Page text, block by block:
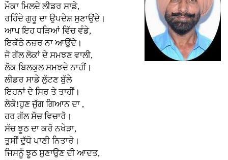
ਮੌਕਾ ਮਿਲਦੇ ਲੀਡਰ ਸਾਡੇ,
ਰਹਿੰਦੇ ਗੁਰੂ ਦਾ ਉਪਦੇਸ਼ ਸੁਣਾਉਂਦੇ।
ਆਪ ਇਹ ਧੜਿਆਂ ਵਿੱਚ ਵੰਡੇ,
ਇਕੱਠੇ ਨਜ਼ਰ ਨਾ ਆਉਂਦੇ।
ਜੋ ਗੱਲ ਲੋਕਾਂ ਦੇ ਸਮਝਣ ਵਾਲੀ,
ਲੋਕ ਬਿਲਕੁਲ ਸਮਝਦੇ ਨਾਹੀਂ।
ਲੀਡਰ ਸਾਡੇ ਲੁੱਟਣ ਬੁੱਲੇ
ਇਹਨਾਂ ਦੇ ਸਿਰ ਤੇ ਤਾਹੀਂ।
ਲੋਕੋ!ਹੁਣ ਜੁੱਗ ਗਿਆਨ ਦਾ ,
ਹਰ ਗੱਲ ਸੋਚ ਵਿਚਾਰੋ।
ਸੱਚ ਝੂਠ ਦਾ ਕਰੋ ਨਖੇੜਾ,
ਤੁਸੀਂ ਦੁੱਧੋ ਪਾਣੀ ਨਿਤਾਰੋ।
ਜਿਸਨੂੰ ਝੂਠ ਸੁਣਾਉਣ ਦੀ ਆਦਤ,